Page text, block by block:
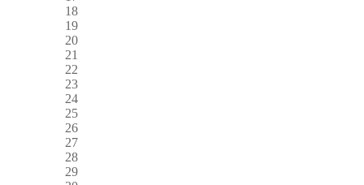
18
19
20
21
22
23
24
25
26
27
28
29